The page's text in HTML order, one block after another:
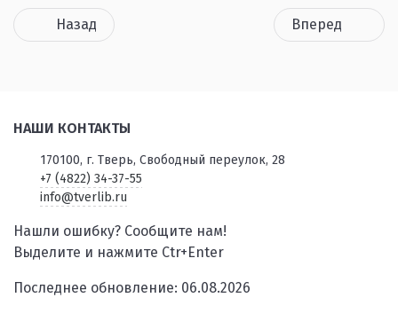
Назад Вперед
НАШИ КОНТАКТЫ
170100, г. Тверь, Свободный переулок, 28
+7 (4822) 34-37-55
info@tverlib.ru
Нашли ошибку? Сообщите нам!
Выделите и нажмите Ctr+Enter
Последнее обновление: 06.08.2026